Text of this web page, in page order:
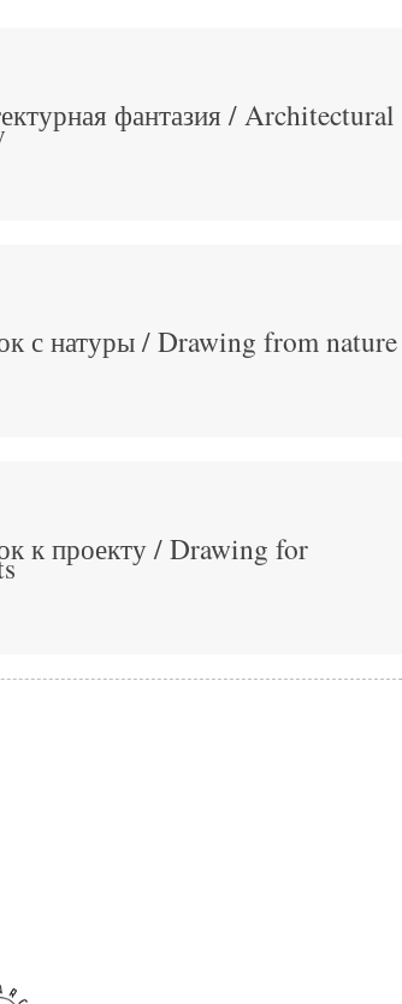
фантазия / Architectural
с натуры / Drawing from nature
к проекту / Drawing for